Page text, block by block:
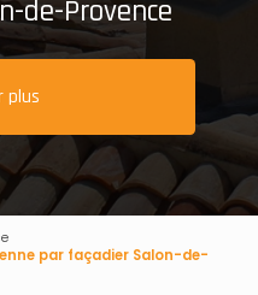
gouttières
de-Provence
plus
par façadier Salon-de-